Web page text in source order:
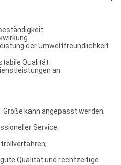
der Umweltfreundlichkeit
Qualität
an
kann angepasst werden;
Service;
Qualität und rechtzeitige